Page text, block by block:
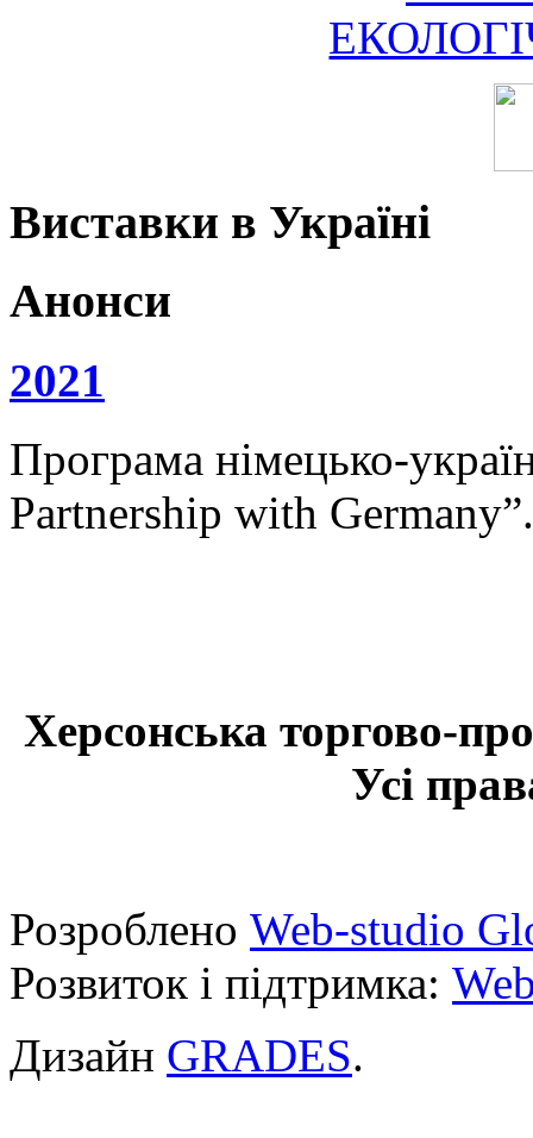
Виставки в Україні
Анонси
2021
Програма німецько-
Partnership with
Херсонська торгово-
Усі
Розроблено Web-studio
Розвиток і підтримка:
Дизайн GRADES.